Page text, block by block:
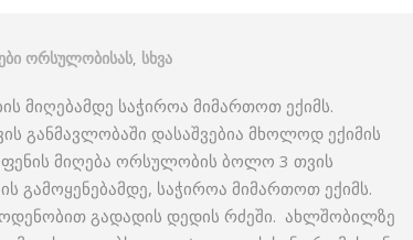
ორსულობისას, სხვა
მიღებამდე საჭიროა მიმართოთ ექიმს.
განმავლობაში დასაშვებია მხოლოდ ექიმის
მიღება ორსულობის ბოლო 3 თვის
გამოყენებამდე, საჭიროა მიმართოთ ექიმს.
გადადის დედის რძეში. ახლშობილზე